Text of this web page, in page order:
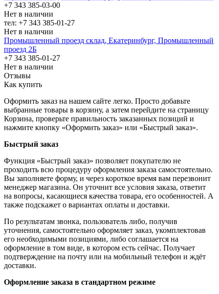
+7 343 385-03-00
Нет в наличии
тел: +7 343 385-01-27
Нет в наличии
Промышленный проезд cклад, Екатеринбург, Промышленный
проезд 2Б
+7 343 385-01-27
Нет в наличии
Отзывы
Как купить
Оформить заказ на нашем сайте легко. Просто добавьте
выбранные товары в корзину, а затем перейдите на страницу
Корзина, проверьте правильность заказанных позиций и
нажмите кнопку «Оформить заказ» или «Быстрый заказ».
Быстрый заказ
Функция «Быстрый заказ» позволяет покупателю не
проходить всю процедуру оформления заказа самостоятельно.
Вы заполняете форму, и через короткое время вам перезвонит
менеджер магазина. Он уточнит все условия заказа, ответит
на вопросы, касающиеся качества товара, его особенностей. А
также подскажет о вариантах оплаты и доставки.
По результатам звонка, пользователь либо, получив
уточнения, самостоятельно оформляет заказ, укомплектовав
его необходимыми позициями, либо соглашается на
оформление в том виде, в котором есть сейчас. Получает
подтверждение на почту или на мобильный телефон и ждёт
доставки.
Оформление заказа в стандартном режиме